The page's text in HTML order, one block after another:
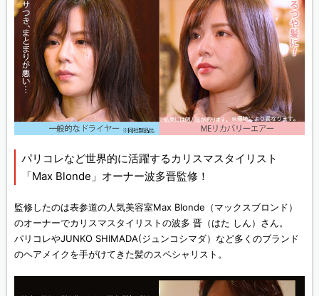
パリコレなど世界的に活躍するカリスマスタイリスト
「Max Blonde」オーナー波多晋監修！
監修したのは表参道の人気美容室Max Blonde（マックスブロンド）
のオーナーでカリスマスタイリストの波多 晋（はた しん）さん。
パリコレやJUNKO SHIMADA(ジュンコシマダ）など多くのブランド
のヘアメイクを手がけてきた髪のスペシャリスト。